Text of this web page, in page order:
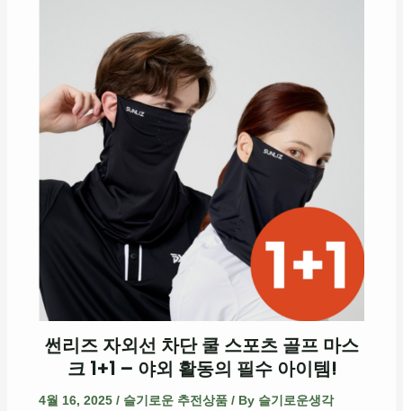
썬리즈 자외선 차단 쿨 스포츠 골프 마스
크 1+1 – 야외 활동의 필수 아이템!
4월 16, 2025 / 슬기로운 추전상품/ By 슬기로운생각